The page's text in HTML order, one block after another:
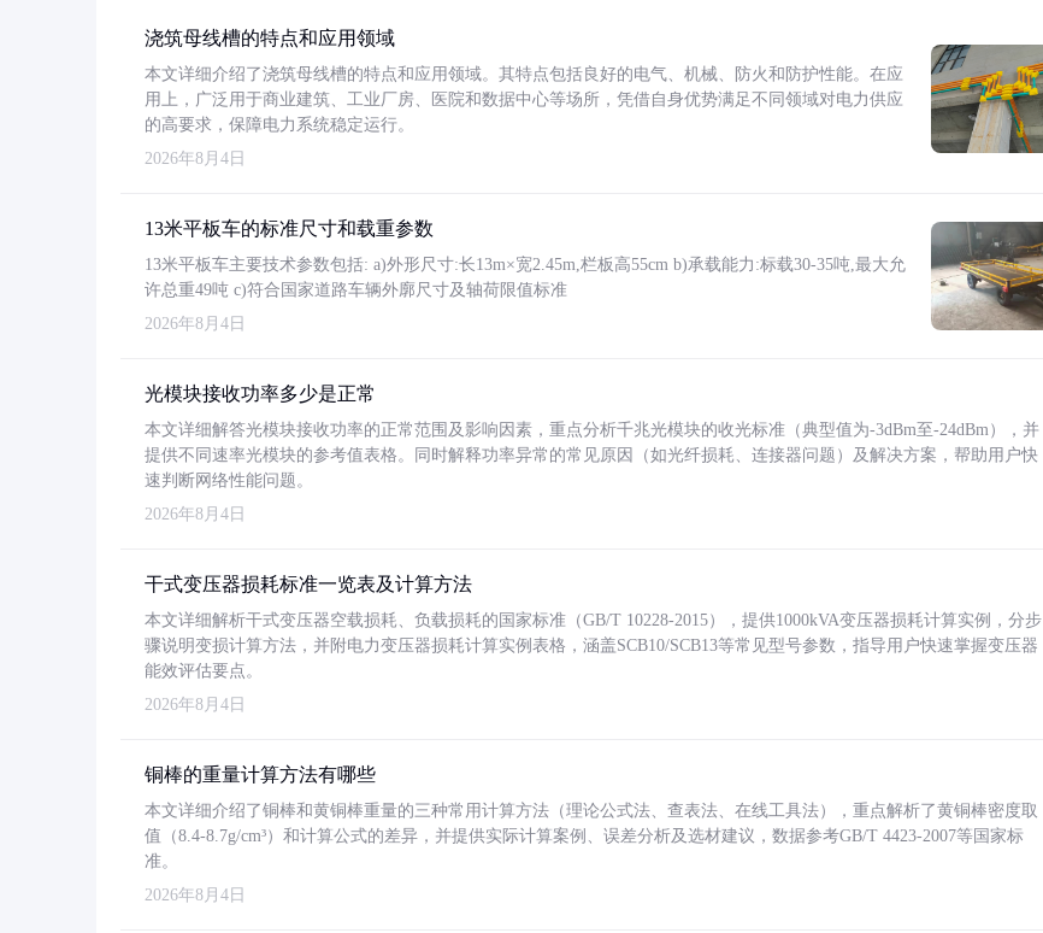
浇筑母线槽的特点和应用领域
本文详细介绍了浇筑母线槽的特点和应用领域。其特点包括良好的电气、机械、防火和防护性能。在应
用上，广泛用于商业建筑、工业厂房、医院和数据中心等场所，凭借自身优势满足不同领域对电力供应
的高要求，保障电力系统稳定运行。
2026年8月4日
13米平板车的标准尺寸和载重参数
13米平板车主要技术参数包括: a)外形尺寸:长13m×宽2.45m,栏板高55cm b)承载能力:标载30-35吨,最大允
许总重49吨 c)符合国家道路车辆外廓尺寸及轴荷限值标准
2026年8月4日
光模块接收功率多少是正常
本文详细解答光模块接收功率的正常范围及影响因素，重点分析千兆光模块的收光标准（典型值为-3dBm至-24dBm），并
提供不同速率光模块的参考值表格。同时解释功率异常的常见原因（如光纤损耗、连接器问题）及解决方案，帮助用户快
速判断网络性能问题。
2026年8月4日
干式变压器损耗标准一览表及计算方法
本文详细解析干式变压器空载损耗、负载损耗的国家标准（GB/T 10228-2015），提供1000kVA变压器损耗计算实例，分步
骤说明变损计算方法，并附电力变压器损耗计算实例表格，涵盖SCB10/SCB13等常见型号参数，指导用户快速掌握变压器
能效评估要点。
2026年8月4日
铜棒的重量计算方法有哪些
本文详细介绍了铜棒和黄铜棒重量的三种常用计算方法（理论公式法、查表法、在线工具法），重点解析了黄铜棒密度取
值（8.4-8.7g/cm³）和计算公式的差异，并提供实际计算案例、误差分析及选材建议，数据参考GB/T 4423-2007等国家标
准。
2026年8月4日